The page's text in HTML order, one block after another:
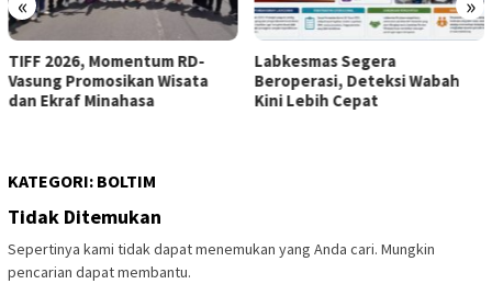
TIFF 2026, Momentum RD-
Vasung Promosikan Wisata
dan Ekraf Minahasa
Labkesmas Segera
Beroperasi, Deteksi Wabah
Kini Lebih Cepat
KATEGORI: BOLTIM
Tidak Ditemukan
Sepertinya kami tidak dapat menemukan yang Anda cari. Mungkin
pencarian dapat membantu.